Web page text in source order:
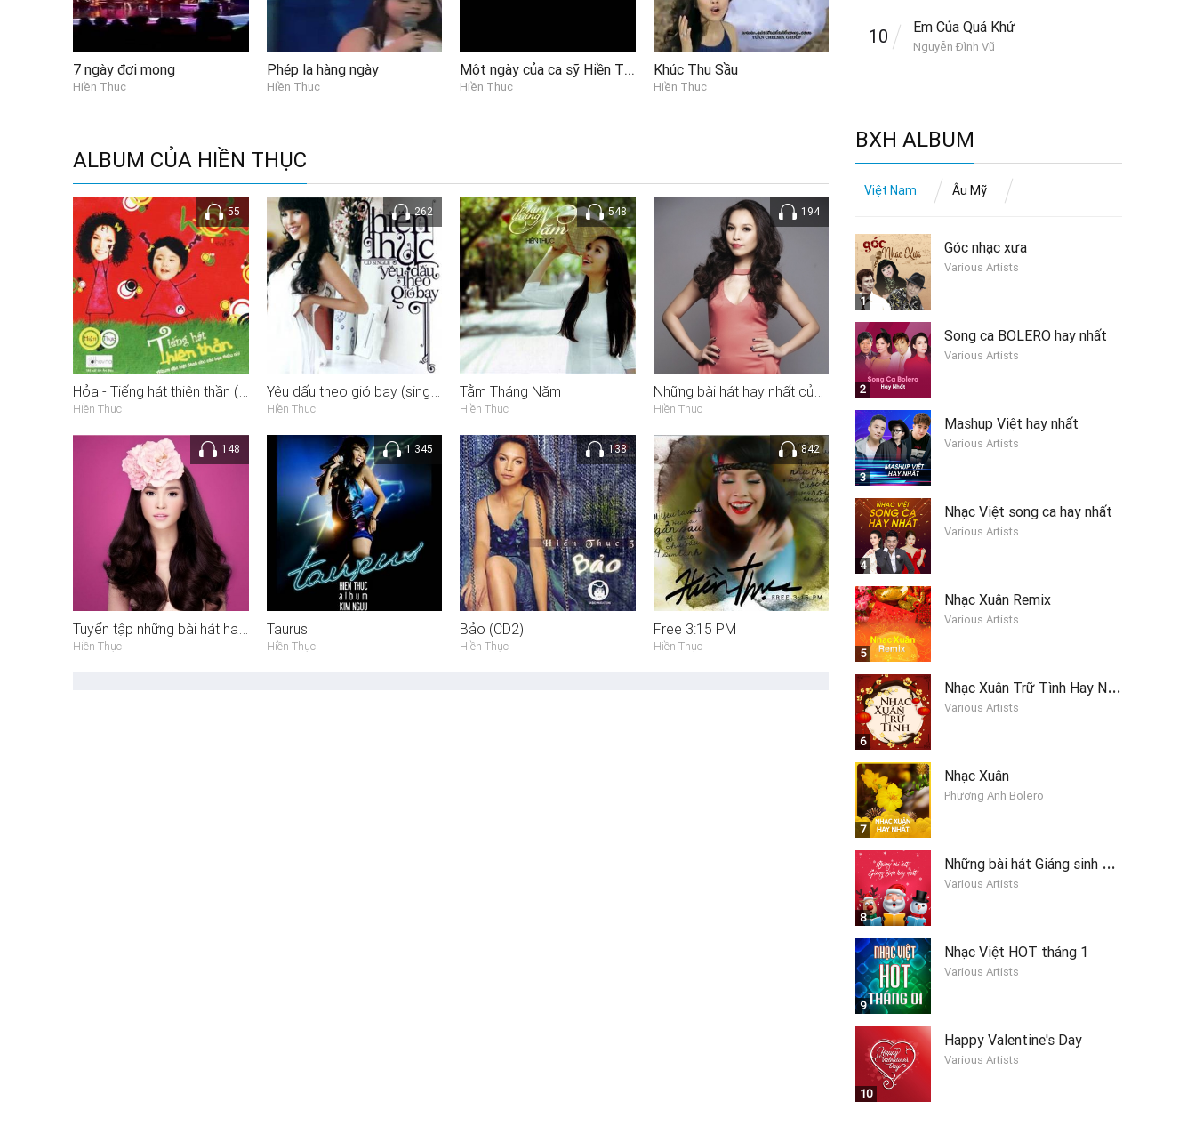
7 ngày đợi mong
Hiền Thục
Phép lạ hàng ngày
Hiền Thục
Một ngày của ca sỹ Hiền Thục (p2/4)
Hiền Thục
Khúc Thu Sầu
Hiền Thục
ALBUM CỦA HIỀN THỤC
55
Hỏa - Tiếng hát thiên thần (CD2)
Hiền Thục
262
Yêu dấu theo gió bay (single)
Hiền Thục
548
Tằm Tháng Năm
Hiền Thục
194
Những bài hát hay nhất của ca sĩ Hiền Thục Phần I
Hiền Thục
148
Tuyển tập những bài hát hay nhất của ca sĩ Hiền Thục Phần II
Hiền Thục
1.345
Taurus
Hiền Thục
138
Bảo (CD2)
Hiền Thục
842
Free 3:15 PM
Hiền Thục
10 Em Của Quá Khứ
Nguyễn Đình Vũ
BXH ALBUM
Việt Nam Âu Mỹ
1
Góc nhạc xưa
Various Artists
2
Song ca BOLERO hay nhất
Various Artists
3
Mashup Việt hay nhất
Various Artists
4
Nhạc Việt song ca hay nhất
Various Artists
5
Nhạc Xuân Remix
Various Artists
6
N
hạc Xuân Trữ Tình Hay Nhất
Various Artists
7
Nhạc Xuân
Phương Anh Bolero
8
N
hững bài hát Giáng sinh hay nhất 2019
Various Artists
9
Nhạc Việt HOT tháng 1
Various Artists
10
Happy Valentine's Day
Various Artists